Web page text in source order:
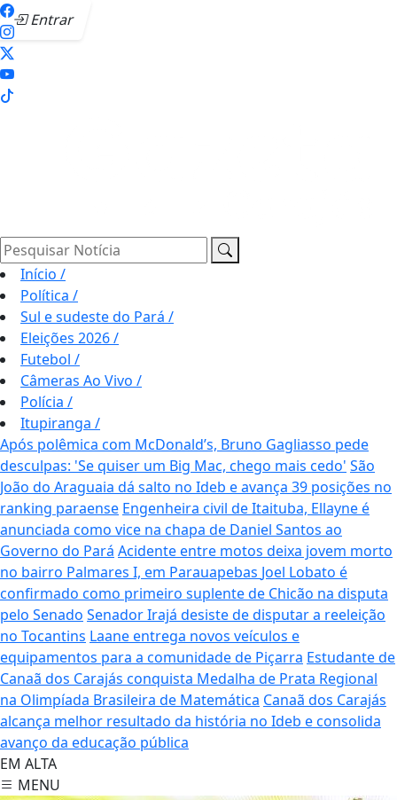
Entrar
Pesquisar Notícia
Início /
Política /
Sul e sudeste do Pará /
Eleições 2026/
Futebol /
Câmeras Ao Vivo /
Polícia /
Itupiranga /
Após polêmica com McDonald’s, Bruno Gagliasso pede
desculpas: 'Se quiser um Big Mac, chego mais cedo' São
João do Araguaia dá salto no Ideb e avança 39 posições no
ranking paraense Engenheira civil de Itaituba, Ellayne é
anunciada como vice na chapa de Daniel Santos ao
Governo do Pará Acidente entre motos deixa jovem morto
no bairro Palmares I, em Parauapebas Joel Lobato é
confirmado como primeiro suplente de Chicão na disputa
pelo Senado Senador Irajá desiste de disputar a reeleição
no Tocantins Laane entrega novos veículos e
equipamentos para a comunidade de Piçarra Estudante de
Canaã dos Carajás conquista Medalha de Prata Regional
na Olimpíada Brasileira de Matemática Canaã dos Carajás
alcança melhor resultado da história no Ideb e consolida
avanço da educação pública
EM ALTA
MENU